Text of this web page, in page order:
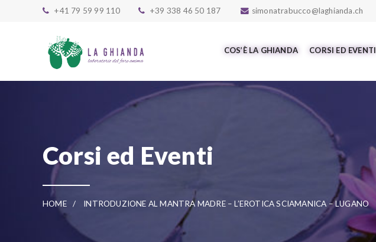
Skip to main content+41 79 59 99 110 +39 338 46 50 187 simonatrabucco@laghianda.ch
COS’È LA GHIANDA CORSI ED EVENTI
Corsi ed Eventi
HOME INTRODUZIONE AL MANTRA MADRE – L’EROTICA SCIAMANICA – LUGANO